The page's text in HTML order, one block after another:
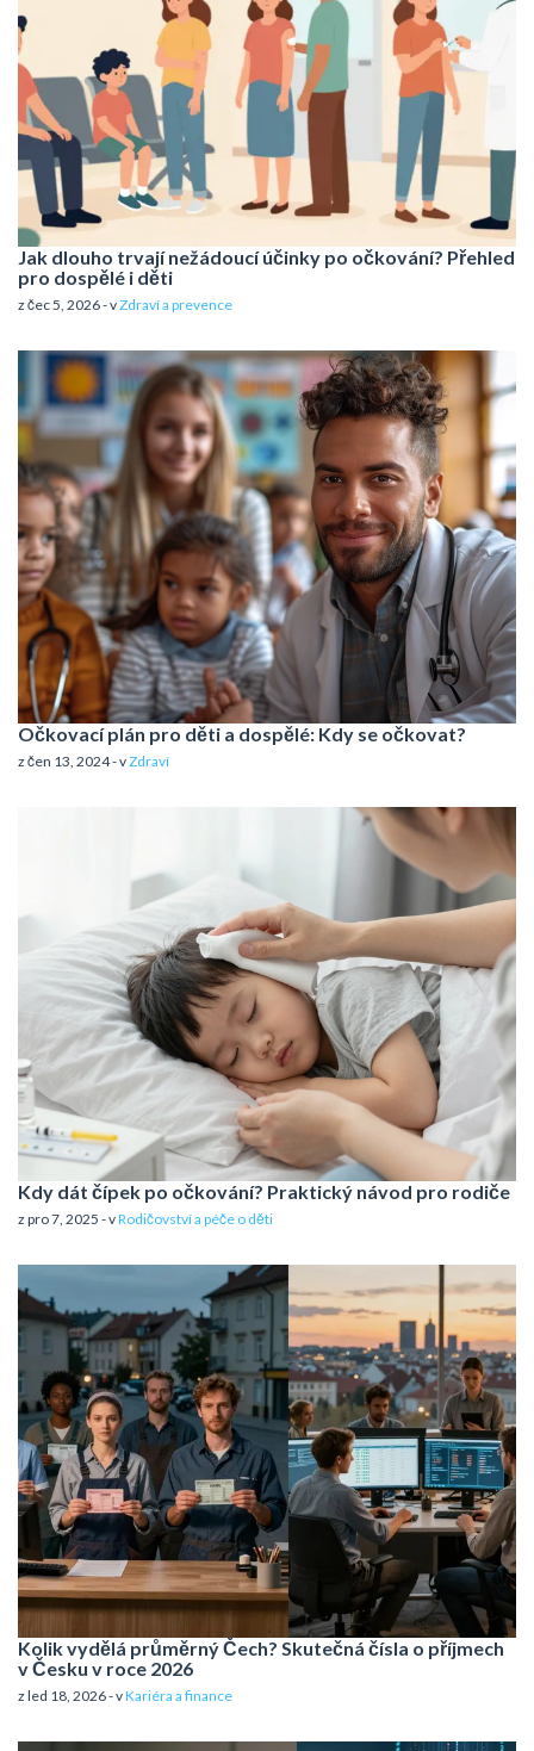
Jak dlouho trvají nežádoucí účinky po očkování? Přehled
pro dospělé i děti
z čec 5, 2026 - vZdraví a prevence
Očkovací plán pro děti a dospělé: Kdy se očkovat?
z čen 13, 2024 - vZdraví
Kdy dát čípek po očkování? Praktický návod pro rodiče
z pro 7, 2025 - vRodičovství a péče o děti
Kolik vydělá průměrný Čech? Skutečná čísla o příjmech
v Česku v roce 2026
z led 18, 2026 - vKariéra a finance